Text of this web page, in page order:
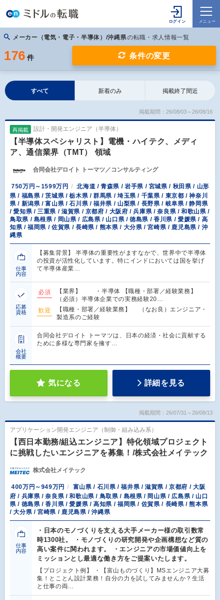
メーカー（電気・電子・半導体）/沖縄県の転職・求人情報一覧
176 件 条件の変更
すべて 新着のみ 掲載終了間近
掲載期間：26/08/03～26/08/16
再掲載 設計・開発エンジニア（半導体）
【半導体スペシャリスト】電機・ハイテク、メディ
ア、通信業界（TMT） 領域
合同会社デロイト トーマツ／コンサルティング
750万円～1599万円
北海道 / 青森県 / 岩手県 / 宮城県 / 秋田県 / 山形
県 / 福島県 / 茨城県 / 栃木県 / 群馬県 / 埼玉県 / 千葉県 / 東京都 / 神奈川
県 / 新潟県 / 富山県 / 石川県 / 福井県 / 山梨県 / 長野県 / 岐阜県 / 静岡県
/ 愛知県 / 三重県 / 滋賀県 / 京都府 / 大阪府 / 兵庫県 / 奈良県 / 和歌山県 /
鳥取県 / 島根県 / 岡山県 / 広島県 / 山口県 / 徳島県 / 香川県 / 愛媛県 / 高
知県 / 福岡県 / 佐賀県 / 長崎県 / 熊本県 / 大分県 / 宮崎県 / 鹿児島県 / 沖
縄県
仕事
内容
【募集背景】 半導体の重要性がますなかで、世界中で半導体
の投資が活性化しています。特にインドにおいては国を挙げ
て半導体産業…
応募
資格
必須
【業界】 ・半導体 【職種・部署／経験業務】
（必須）半導体企業での実務経験20…
歓迎
【職種・部署／経験業務】 （なお良）エンジニア・
製造系のご経験
会社
概要
合同会社デロイト トーマツは、日本の経済・社会に貢献する
ために多様な専門家を擁す…
気になる 詳細を見る
掲載期間：26/07/31～26/08/13
アプリケーション開発エンジニア（制御・組み込み系）
【西日本勤務/組込エンジニア】特化領域プロジェクト
に挑戦したいエンジニアを募集！/株式会社メイテック
株式会社メイテック
400万円～949万円
富山県 / 石川県 / 福井県 / 滋賀県 / 京都府 / 大阪
府 / 兵庫県 / 奈良県 / 和歌山県 / 鳥取県 / 島根県 / 岡山県 / 広島県 / 山口
県 / 徳島県 / 香川県 / 愛媛県 / 高知県 / 福岡県 / 佐賀県 / 長崎県 / 熊本県
/ 大分県 / 宮崎県 / 鹿児島県 / 沖縄県
仕事
内容
・日本のモノづくりを支える大手メーカー様の取引数常
時1300社。 ・モノづくりの研究開発や企画構想など質の
高い案件に関われます。 ・エンジニアの市場価値向上を
ミッションとし最適な働き方をご提案いたします。
【プロジェクト例】 ・【富山ものづくり】MSエンジニア大募
集！とことん設計業務！自分の力を試してみませんか？生活
と仕事の両…